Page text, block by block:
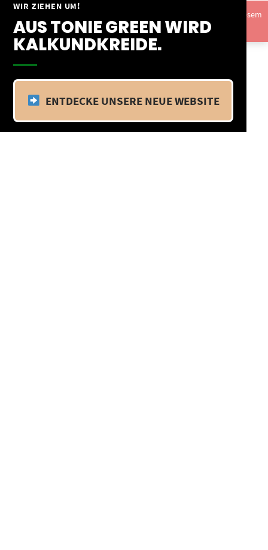
WIR ZIEHEN UM!
AUS TONIE GREEN WIRD
KALKUNDKREIDE.
ENTDECKE UNSERE NEUE WEBSITE
Springe
Inhalt
Vom 09.04.25 - 20.04.25 befinden wir uns im Betriebsurlaub. In diesem
Zeitraum findet kein Versand statt.Ausblenden